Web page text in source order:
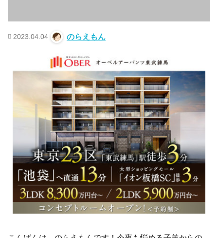
2023.04.04 のらえもん